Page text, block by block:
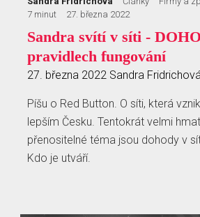
7 minut
27. března 2022
Sandra svítí v síti -
pravidlech fungování
27. března 2022 Sandra
Píšu o Red Button. O síti, která
lepším Česku. Tentokrát velmi
přenositelné téma jsou dohody v
Kdo je utváří.